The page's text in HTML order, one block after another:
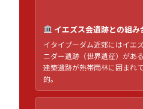
イエズス会遺跡との組み
イタイプーダム近郊にはイエ
ニダー遺跡（世界遺産）があ
建築遺跡が熱帯雨林に囲まれ
的。